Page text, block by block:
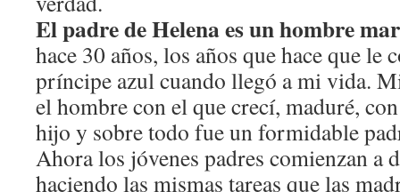
El padre de Helena es un hombre
hace 30 años, los años que hace que le
príncipe azul cuando llegó a mi vida.
el hombre con el que crecí, maduré,
hijo y sobre todo fue un formidable
Ahora los jóvenes padres comienzan a
haciendo las mismas tareas que las